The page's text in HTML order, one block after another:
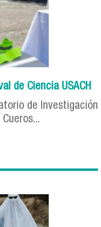
de Ciencia USACH
de Investigación